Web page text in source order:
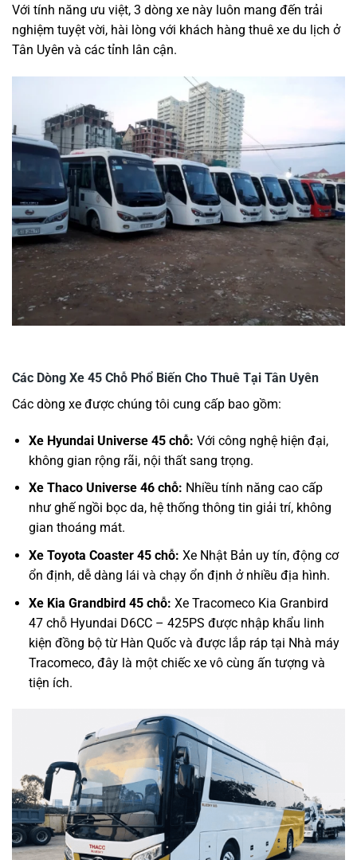
Với tính năng ưu việt, 3 dòng xe này luôn mang đến trải
nghiệm tuyệt vời, hài lòng với khách hàng thuê xe du lịch ở
Tân Uyên và các tỉnh lân cận.
Các Dòng Xe 45 Chỗ Phổ Biến Cho Thuê Tại Tân Uyên
Các dòng xe được chúng tôi cung cấp bao gồm:
Xe Hyundai Universe 45 chỗ: Với công nghệ hiện đại,
không gian rộng rãi, nội thất sang trọng.
Xe Thaco Universe 46 chỗ: Nhiều tính năng cao cấp
như ghế ngồi bọc da, hệ thống thông tin giải trí, không
gian thoáng mát.
Xe Toyota Coaster 45 chỗ: Xe Nhật Bản uy tín, động cơ
ổn định, dễ dàng lái và chạy ổn định ở nhiều địa hình.
Xe Kia Grandbird 45 chỗ: Xe Tracomeco Kia Granbird
47 chỗ Hyundai D6CC – 425PS được nhập khẩu linh
kiện đồng bộ từ Hàn Quốc và được lắp ráp tại Nhà máy
Tracomeco, đây là một chiếc xe vô cùng ấn tượng và
tiện ích.